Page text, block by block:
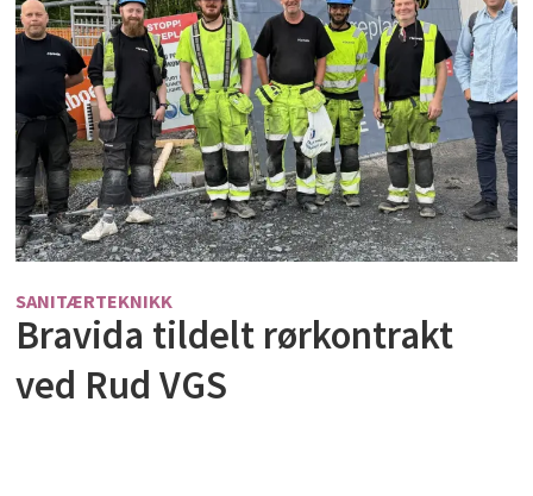
SANITÆRTEKNIKK
Bravida tildelt rørkontrakt
ved Rud VGS